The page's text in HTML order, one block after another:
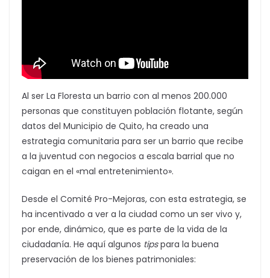
Al ser La Floresta un barrio con al menos 200.000
personas que constituyen población flotante, según
datos del Municipio de Quito, ha creado una
estrategia comunitaria para ser un barrio que recibe
a la juventud con negocios a escala barrial que no
caigan en el «mal entretenimiento».
Desde el Comité Pro-Mejoras, con esta estrategia, se
ha incentivado a ver a la ciudad como un ser vivo y,
por ende, dinámico, que es parte de la vida de la
ciudadanía. He aquí algunos tipspara la buena
preservación de los bienes patrimoniales: